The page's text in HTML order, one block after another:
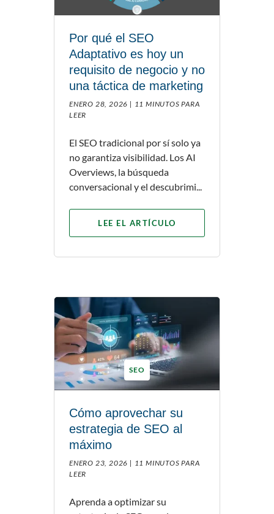
Por qué el SEO
Adaptativo es hoy un
requisito de negocio y no
una táctica de marketing
ENERO 28, 2026 | 11 MINUTOS PARA
LEER
El SEO tradicional por sí solo ya
no garantiza visibilidad. Los AI
Overviews, la búsqueda
conversacional y el descubrimi...
LEE EL ARTÍCULO
SEO
Cómo aprovechar su
estrategia de SEO al
máximo
ENERO 23, 2026 | 11 MINUTOS PARA
LEER
Aprenda a optimizar su